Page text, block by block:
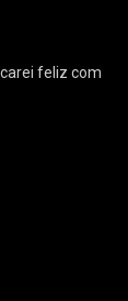
feliz com